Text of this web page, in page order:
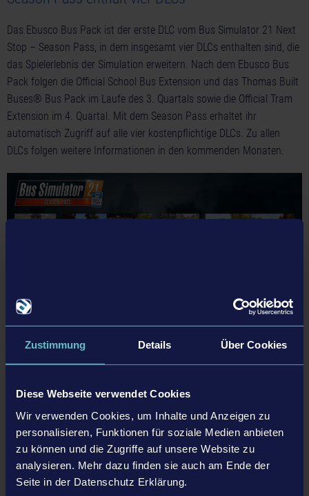
Zustimmung Details Über Cookies
Diese Webseite verwendet Cookies
Wir verwenden Cookies, um Inhalte und Anzeigen zu
personalisieren, Funktionen für soziale Medien anbieten
zu können und die Zugriffe auf unsere Website zu
analysieren. Mehr dazu finden sie auch am Ende der
Seite in der Datenschutz Erklärung.
Das Ebusco Bus Pack ist der erste DLC vom Bus Simulator 21 Next
Stop – Season Pass, in dem insgesamt vier DLCs enthalten sind, die
das Spielerlebnis der Simulation erweitern. Nach dem Ebusco Bus
Pack folgen die Official School Bus Extension und das Thomas Built
Buses® Bus Pack im Laufe des 3. Quartals sowie die Official Tram
Extension im 4. Quartal. Mit dem Season Pass erhaltet ihr
automatisch Zugriff auf alle vier kostenpflichtige DLCs. Zu allen
DLCs folgen weitere Informationen in den kommenden Monaten.
Am 16. Mai erscheinen das Bus Simulator 21 Next Stop – Ebusco
große Next Stop-Update. Letzteres enthält zahlreiche
Spielverbesserungen und einen brandneuen Spielmodus. Zudem
erscheinen eine große, kostenlose offizielle Kartenerweiterung samt
zahlreichen neuen Aufträgen sowie dedizierte Versionen für PS5™
und Xbox Series X|S.